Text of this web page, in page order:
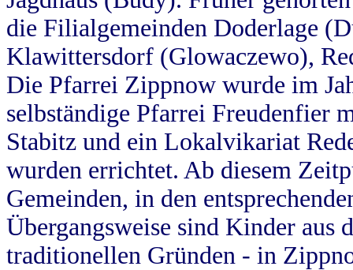
die Filialgemeinden Doderlage
Klawittersdorf (Glowaczewo),
Die Pfarrei Zippnow wurde im
selbständige Pfarrei Freudenfier
Stabitz und ein Lokalvikariat
wurden errichtet. Ab diesem
Gemeinden, in den
Übergangsweise sind Kinder aus
traditionellen Gründen - in